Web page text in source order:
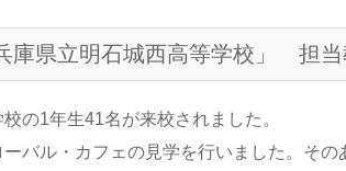
庫県立明石城西高等学校」 担
の1年生41名が来校されました。
バル・カフェの見学を行いました。その